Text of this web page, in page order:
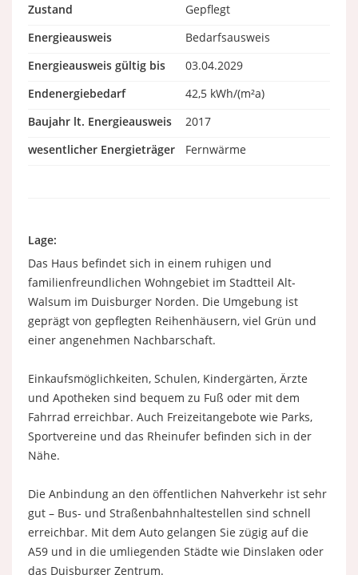
Zustand
Gepflegt
Energieausweis
Bedarfsausweis
Energieausweis gültig bis
03.04.2029
Endenergiebedarf
42,5 kWh/(m²a)
Baujahr lt. Energieausweis
2017
wesentlicher Energieträger
Fernwärme
Lage:
Das Haus befindet sich in einem ruhigen und
familienfreundlichen Wohngebiet im Stadtteil Alt-
Walsum im Duisburger Norden. Die Umgebung ist
geprägt von gepflegten Reihenhäusern, viel Grün und
einer angenehmen Nachbarschaft.
Einkaufsmöglichkeiten, Schulen, Kindergärten, Ärzte
und Apotheken sind bequem zu Fuß oder mit dem
Fahrrad erreichbar. Auch Freizeitangebote wie Parks,
Sportvereine und das Rheinufer befinden sich in der
Nähe.
Die Anbindung an den öffentlichen Nahverkehr ist sehr
gut – Bus- und Straßenbahnhaltestellen sind schnell
erreichbar. Mit dem Auto gelangen Sie zügig auf die
A59 und in die umliegenden Städte wie Dinslaken oder
das Duisburger Zentrum.